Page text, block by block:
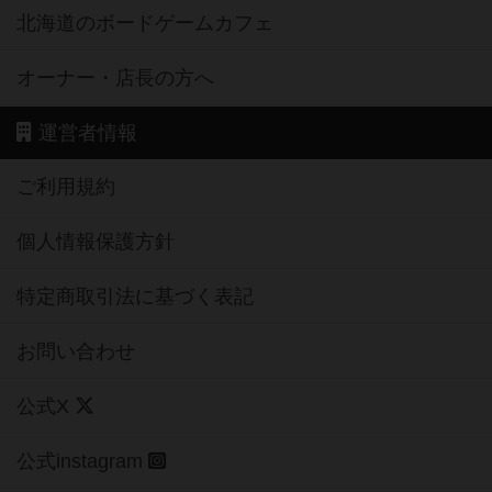
北海道のボードゲームカフェ
オーナー・店長の方へ
運営者情報
ご利用規約
個人情報保護方針
特定商取引法に基づく表記
お問い合わせ
公式X
公式instagram